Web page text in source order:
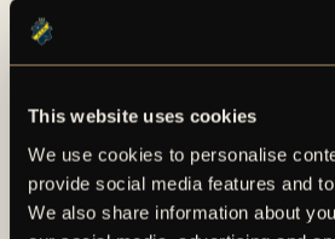
This website uses cookies
We use cookies to personalise
provide social media features and
We also share information about
Thomas Berntsen.
bifogade materialet i detta